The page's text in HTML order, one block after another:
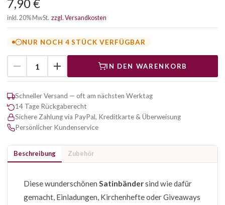
7,90 €
inkl. 20% MwSt. zzgl. Versandkosten
NUR NOCH 4 STÜCK VERFÜGBAR
IN DEN WARENKORB
Schneller Versand — oft am nächsten Werktag
14 Tage Rückgaberecht
Sichere Zahlung via PayPal, Kreditkarte & Überweisung
Persönlicher Kundenservice
Beschreibung Zubehör
Diese wunderschönen Satinbändersind wie dafür
gemacht, Einladungen, Kirchenhefte oder Giveaways